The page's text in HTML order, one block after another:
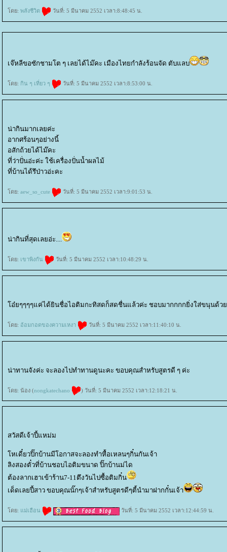
ดย: พลังชีวิต วันที่: 5 มีนาคม 2552 เวลา:8:48:45 น.
เจ๊หลีขอซักชามโต ๆ เลยได้ไม๊คะ เมืองไทยกำลังร้อนจัด ตับแลบ
ดย: กิน ๆ เที่ยว ๆ วันที่: 5 มีนาคม 2552 เวลา:8:53:00 น.
น่ากินมากเลยค่ะ
อากศร้อนๆอย่างนี้
อสักถ้วยได้ไม๊คะ
ที่ว่าปั่นอ่ะค่ะ ใช้เครื่องปั่นน้ำผลไม้
ที่บ้านได้รึป่าวอ่ะคะ
ดย: aew_so_cute วันที่: 5 มีนาคม 2552 เวลา:9:01:53 น.
น่ากินที่สุดเลยอ่ะ....
ดย: เขาพิงกัน วันที่: 5 มีนาคม 2552 เวลา:10:48:29 น.
อ๋ยๆๆๆๆแค่ได้ยินชื่อไอติมกะทิสดก็สดชื่นแล้วค่ะ ชอบมากกกกยิ่งใส่ขนุนด้ว
ดย: อ้อมกอดของความเหงา วันที่: 5 มีนาคม 2552 เวลา:11:40:10 น.
น่าทานจังค่ะ จะลองไปทำทานดูนะคะ ขอบคุณสำหรับสูตรดี ๆ ค่ะ
ดย: น้อง (nongkatechano ) วันที่: 5 มีนาคม 2552 เวลา:12:18:21 น.
สวัสดีเจ้าปี้แหม่ม
หเดี๋ยวปิ๊กบ้านมีโอกาสจะลองทำหื้อเหลนๆกิ๋นกันเจ้า
ลิงสองตั๋วที่บ้านชอบไอติมขนาด ปิ๊กบ้านม่ได
ต้องลากเฮาเข้าร้าน7-11ตึงวันไปซื้อติมกิ๋น
เด็ดเลยปี้สาว ขอบคุณนั๊กๆเจ้าสำหรับสูตรดีๆตี้นำมาฝากกั๋นเจ้า
ดย: ม่เฮือน วันที่: 5 มีนาคม 2552 เวลา:12:44:59 น.